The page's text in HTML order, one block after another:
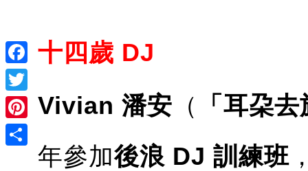
Facebook
Twitter
Pinterest
十四歲 DJ
Vivian 潘安 （
「耳朶
年參加後浪 DJ 訓練班